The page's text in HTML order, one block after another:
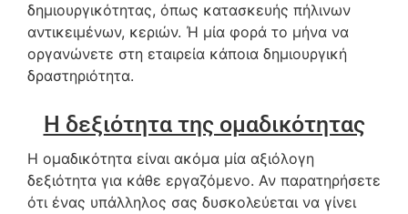
δημιουργικότητας, όπως κατασκευής πήλινων
αντικειμένων, κεριών. Ή μία φορά το μήνα να
οργανώνετε στη εταιρεία κάποια δημιουργική
δραστηριότητα.
Η δεξιότητα της ομαδικότητας
Η ομαδικότητα είναι ακόμα μία αξιόλογη
δεξιότητα για κάθε εργαζόμενο. Αν παρατηρήσετε
ότι ένας υπάλληλος σας δυσκολεύεται να γίνει